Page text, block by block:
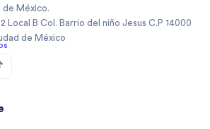
de México.
Local B Col. Barrio del niño Jesus C.P 14000
de México